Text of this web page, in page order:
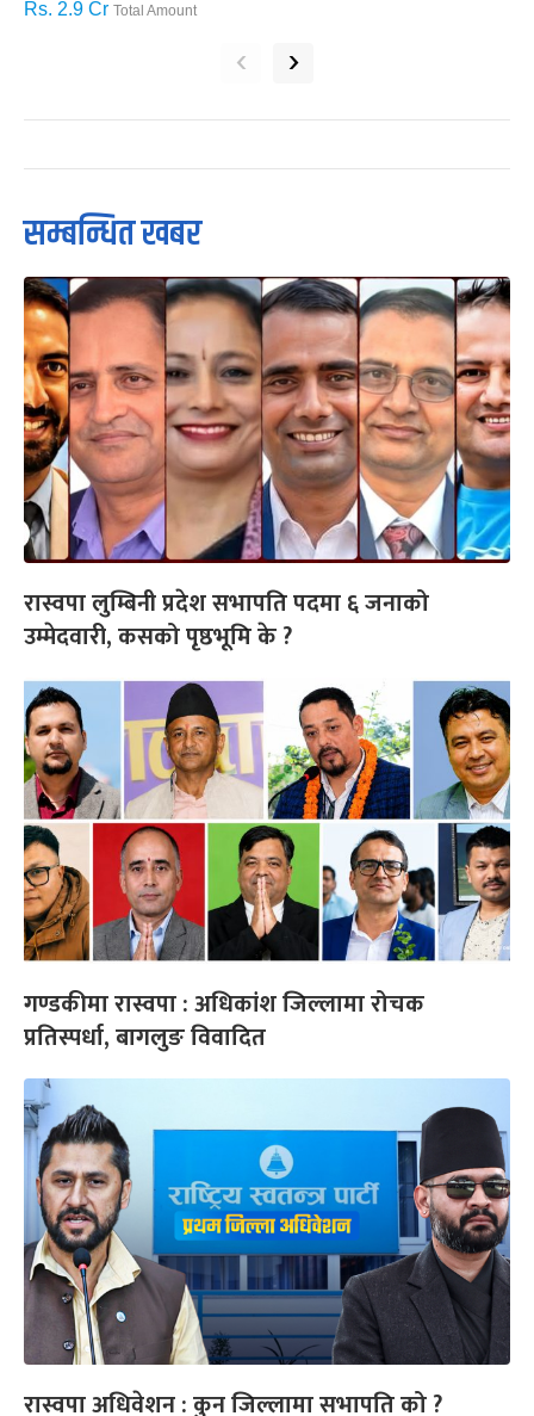
Rs. 2.9 Cr Total Amount
‹ ›
सम्बन्धित खबर
रास्वपा लुम्बिनी प्रदेश सभापति पदमा ६ जनाको
उम्मेदवारी, कसको पृष्ठभूमि के ?
गण्डकीमा रास्वपा : अधिकांश जिल्लामा रोचक
प्रतिस्पर्धा, बागलुङ विवादित
रास्वपा अधिवेशन : कुन जिल्लामा सभापति को ?